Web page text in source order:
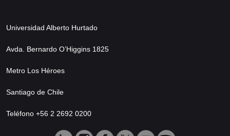
Universidad Alberto Hurtado
Avda. Bernardo O’Higgins 1825
Metro Los Héroes
Santiago de Chile
Teléfono +56 2 2692 0200